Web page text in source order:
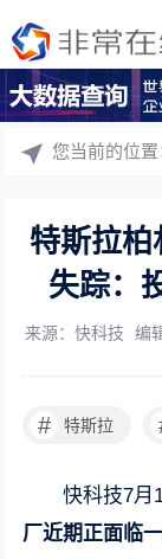
您当前的位
特斯拉柏
失踪：
来源：快科技 编
# 特斯拉
快科技7月
厂近期正面临